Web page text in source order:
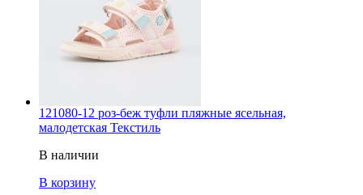
121080-12 роз-беж туфли пляжные ясельная,
малодетская Текстиль
В наличии
В корзину